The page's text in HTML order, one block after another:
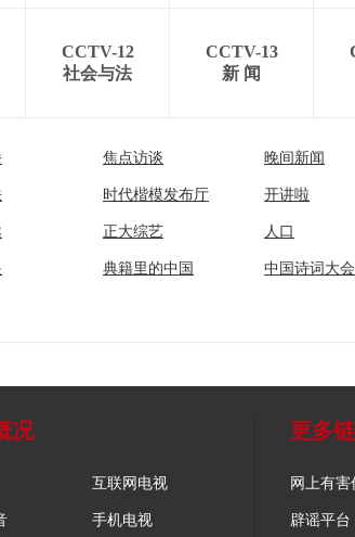
CCTV-12
社会与法
CCTV-13
新 闻
焦点访谈 晚间新闻
时代楷模发布厅 开讲啦
正大综艺 人口
典籍里的中国 中国诗词大会
况
互联网电视
手机电视
更多
网上有害
辟谣平台